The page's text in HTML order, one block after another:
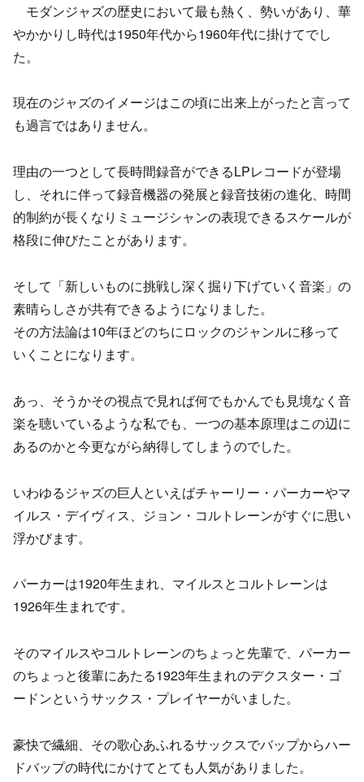
モダンジャズの歴史において最も熱く、勢いがあり、華
やかかりし時代は1950年代から1960年代に掛けてでし
た。
現在のジャズのイメージはこの頃に出来上がったと言って
も過言ではありません。
理由の一つとして長時間録音ができるLPレコードが登場
し、それに伴って録音機器の発展と録音技術の進化、時間
的制約が長くなりミュージシャンの表現できるスケールが
格段に伸びたことがあります。
そして「新しいものに挑戦し深く掘り下げていく音楽」の
素晴らしさが共有できるようになりました。
その方法論は10年ほどのちにロックのジャンルに移って
いくことになります。
あっ、そうかその視点で見れば何でもかんでも見境なく音
楽を聴いているような私でも、一つの基本原理はこの辺に
あるのかと今更ながら納得してしまうのでした。
いわゆるジャズの巨人といえばチャーリー・パーカーやマ
イルス・デイヴィス、ジョン・コルトレーンがすぐに思い
浮かびます。
パーカーは1920年生まれ、マイルスとコルトレーンは
1926年生まれです。
そのマイルスやコルトレーンのちょっと先輩で、パーカー
のちょっと後輩にあたる1923年生まれのデクスター・ゴ
ードンというサックス・プレイヤーがいました。
豪快で繊細、その歌心あふれるサックスでバップからハー
ドバップの時代にかけてとても人気がありました。